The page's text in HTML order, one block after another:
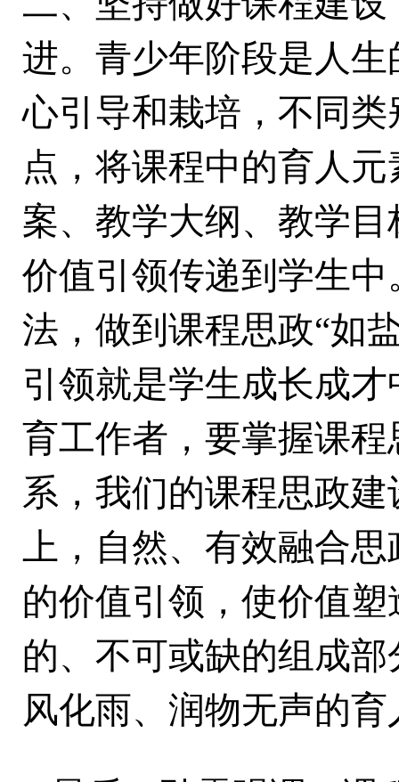
进。青少年阶段是人
心引导和栽培，不同
点，将课程中的育人
案、教学大纲、教学
价值引领传递到学生
法，做到课程思政“如
引领就是学生成长成
育工作者，要掌握课
系，我们的课程思政
上，自然、有效融合
的价值引领，使价值
的、不可或缺的组成
风化雨、润物无声的